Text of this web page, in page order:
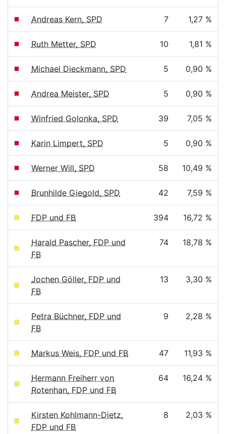
Andreas Kern, SPD 7 1,27 %
Ruth Metter, SPD 10 1,81 %
Michael Dieckmann, SPD 5 0,90 %
Andrea Meister, SPD 5 0,90 %
Winfried Golonka, SPD 39 7,05 %
Karin Limpert, SPD 5 0,90 %
Werner Will, SPD 58 10,49 %
Brunhilde Giegold, SPD 42 7,59 %
FDP und FB 394 16,72 %
Harald Pascher, FDP und
FB
74 18,78 %
Jochen Göller, FDP und
FB
13 3,30 %
Petra Büchner, FDP und
FB
9 2,28 %
Markus Weis, FDP und FB 47 11,93 %
Hermann Freiherr von
Rotenhan, FDP und FB
64 16,24 %
Kirsten Kohlmann-Dietz,
FDP und FB
8 2,03 %